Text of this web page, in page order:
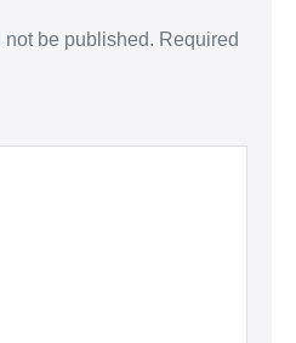
be published. Required